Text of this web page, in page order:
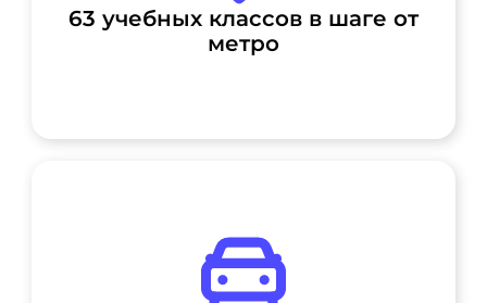
63 учебных классов в шаге от
метро